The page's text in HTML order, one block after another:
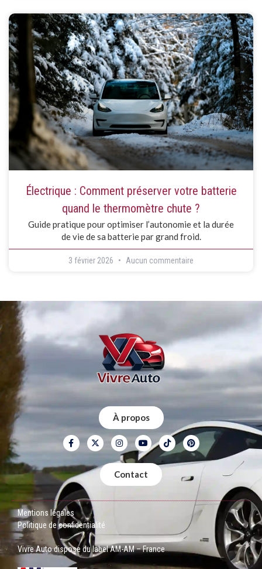
Électrique : Comment préserver votre batterie
quand le thermomètre chute ?
Guide pratique pour optimiser l’autonomie et la durée
de vie de sa batterie par grand froid.
3 février 2026 Aucun commentaire
À propos
Contact
Mentions légales
Politique de confidentialité
Vivre Auto dispose du label AM-AM – France